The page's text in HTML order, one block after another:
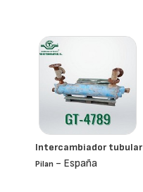
Intercambiador tubular
Pilan - España